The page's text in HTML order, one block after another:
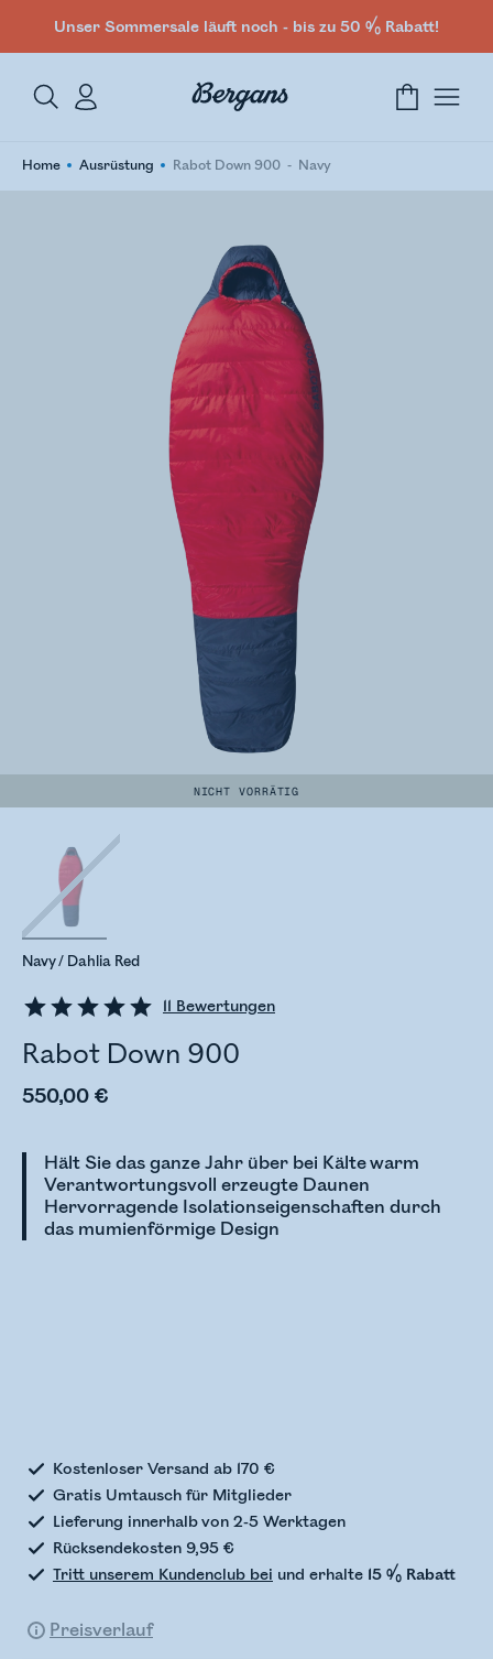
Unser Sommersale läuft noch - bis zu 50 % Rabatt!
Home Ausrüstung Rabot Down 900 Navy
NICHT VORRÄTIG
11 Bewertungen
Rabot Down 900
550,00 €
Hält Sie das ganze Jahr über bei Kälte warm
Verantwortungsvoll erzeugte Daunen
Hervorragende Isolationseigenschaften durch
das mumienförmige Design
Navy / Dahlia Red
Kostenloser Versand ab 170 €
Gratis Umtausch für Mitglieder
Lieferung innerhalb von 2-5 Werktagen
Rücksendekosten 9,95 €
Tritt unserem Kundenclub bei und erhalte 15 % Rabatt
Preisverlauf